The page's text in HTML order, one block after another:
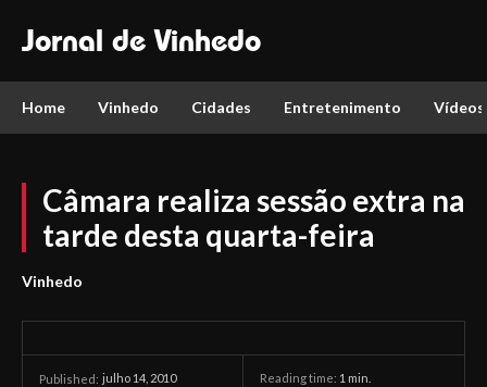
Jornal de Vinhedo
Home Vinhedo Cidades Entretenimento Vídeos
Câmara realiza sessão extra na
tarde desta quarta-feira
Vinhedo
Published: julho 14, 2010 Reading time: 1 min.